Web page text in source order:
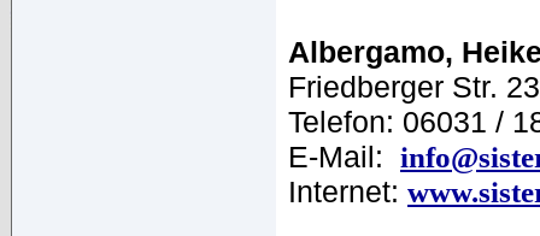
Albergamo,
Friedberger Str.
Telefon: 06031 /
E-Mail:
Internet: